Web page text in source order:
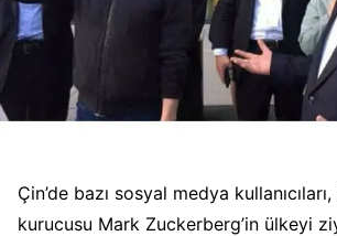
Çin’de bazı sosyal medya
kurucusu Mark Zuckerberg’in ülkeyi